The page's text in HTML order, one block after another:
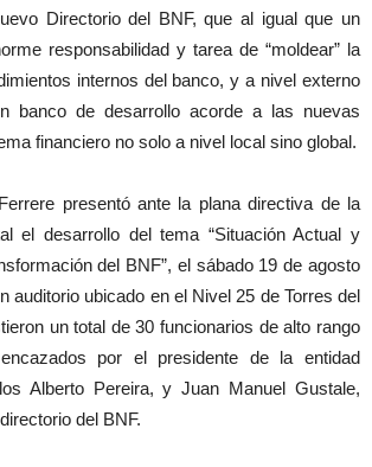
Directorio del BNF, que al igual que un
responsabilidad y tarea de “moldear” la
internos del banco, y a nivel externo
banco de desarrollo acorde a las nuevas
financiero no solo a nivel local sino global.
presentó ante la plana directiva de la
el desarrollo del tema “Situación Actual y
del BNF”, el sábado 19 de agosto
auditorio ubicado en el Nivel 25 de Torres del
un total de 30 funcionarios de alto rango
por el presidente de la entidad
Alberto Pereira, y Juan Manuel Gustale,
del BNF.